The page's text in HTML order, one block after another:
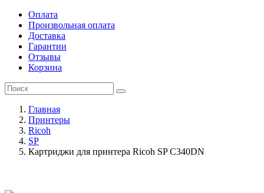
Оплата
Произвольная оплата
Доставка
Гарантии
Отзывы
Корзина
Главная
Принтеры
Ricoh
SP
Картриджи для принтера Ricoh SP C340DN